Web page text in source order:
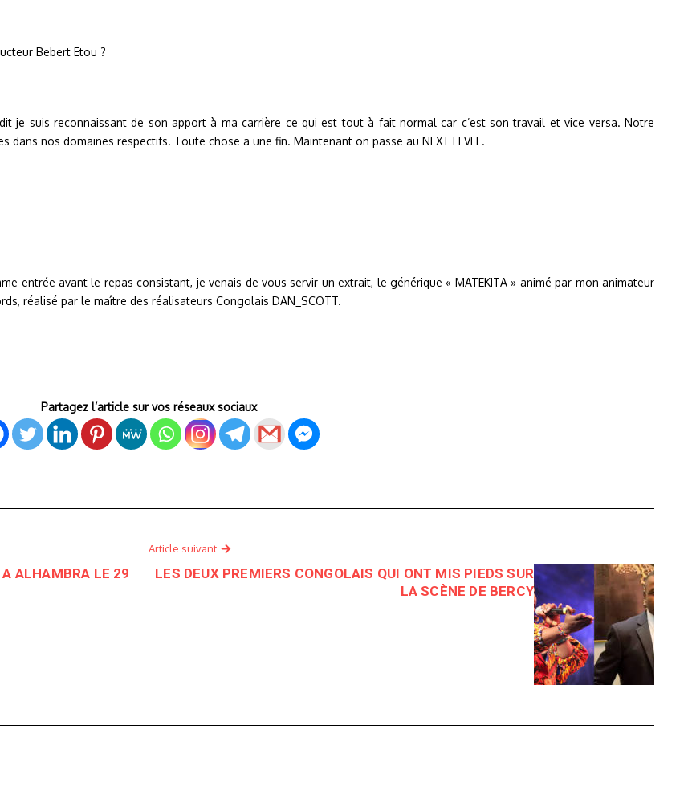
Bebert Etou ?
je suis reconnaissant de son apport à ma carrière ce qui est tout à fait normal car c’est son travail et vice versa. Notre
nos domaines respectifs. Toute chose a une fin. Maintenant on passe au NEXT LEVEL.
entrée avant le repas consistant, je venais de vous servir un extrait, le générique « MATEKITA » animé par mon animateur
réalisé par le maître des réalisateurs Congolais DAN_SCOTT.
Partagez l’article sur vos réseaux sociaux
ALHAMBRA LE 29
Article suivant
LES DEUX PREMIERS CONGOLAIS QUI ONT MIS PIEDS SUR
LA SCÈNE DE BERCY